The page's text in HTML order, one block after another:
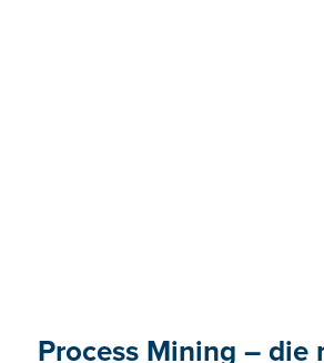
Process Mining – die